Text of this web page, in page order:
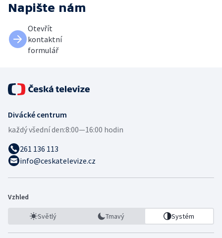
Napište nám
Otevřít
kontaktní
formulář
Divácké centrum
každý všední den:8:00—16:00 hodin
261 136 113
info@ceskatelevize.cz
Vzhled
Světlý Tmavý Systém